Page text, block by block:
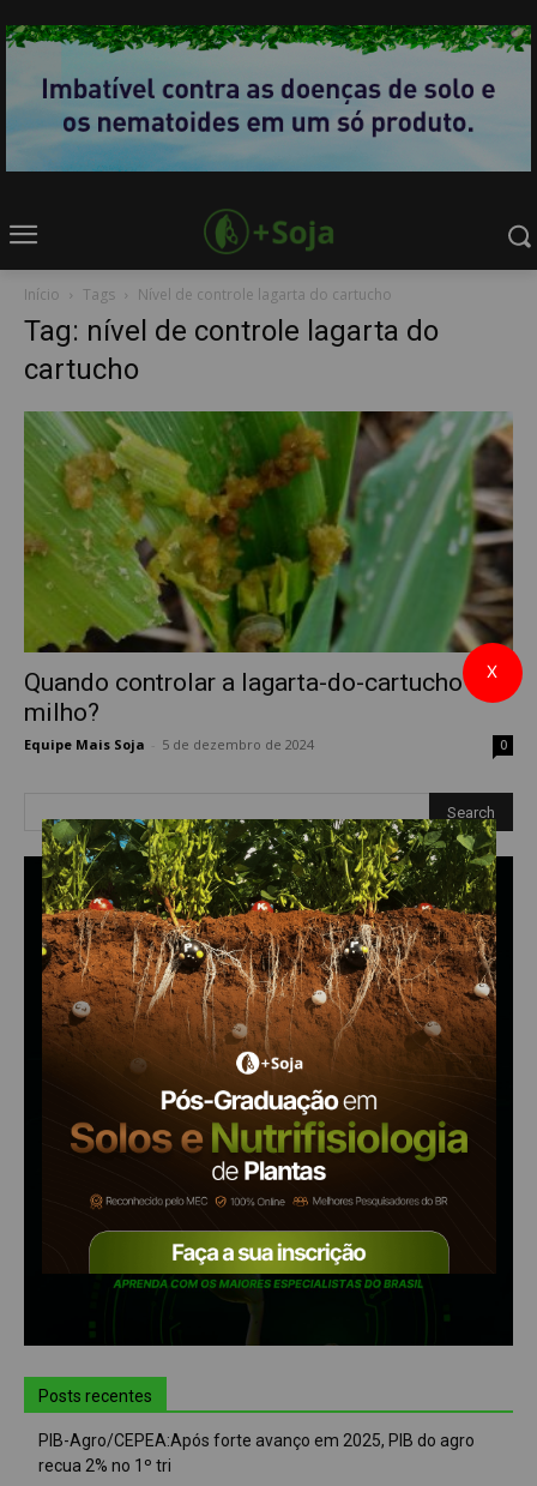
Início Tags Nível de controle lagarta do cartucho
Tag: nível de controle lagarta do
cartucho
Quando controlar a lagarta-do-cartucho no
milho?
Equipe Mais Soja 5 de dezembro de 2024 0
Posts recentes
PIB-Agro/CEPEA:Após forte avanço em 2025, PIB do agro
recua 2% no 1º tri
X